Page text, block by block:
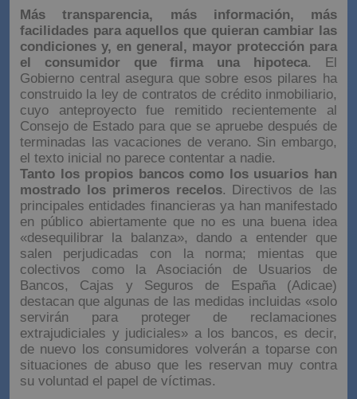
Más transparencia, más información, más
facilidades para aquellos que quieran cambiar las
condiciones y, en general, mayor protección para
el consumidor que firma una hipoteca. El
Gobierno central asegura que sobre esos pilares ha
construido la ley de contratos de crédito inmobiliario,
cuyo anteproyecto fue remitido recientemente al
Consejo de Estado para que se apruebe después de
terminadas las vacaciones de verano. Sin embargo,
el texto inicial no parece contentar a nadie.
Tanto los propios bancos como los usuarios han
mostrado los primeros recelos. Directivos de las
principales entidades financieras ya han manifestado
en público abiertamente que no es una buena idea
«desequilibrar la balanza», dando a entender que
salen perjudicadas con la norma; mientas que
colectivos como la Asociación de Usuarios de
Bancos, Cajas y Seguros de España (Adicae)
destacan que algunas de las medidas incluidas «solo
servirán para proteger de reclamaciones
extrajudiciales y judiciales» a los bancos, es decir,
de nuevo los consumidores volverán a toparse con
situaciones de abuso que les reservan muy contra
su voluntad el papel de víctimas.